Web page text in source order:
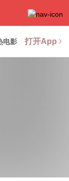
电影 打开App